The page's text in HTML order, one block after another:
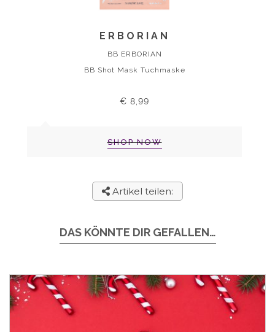
ERBORIAN
BB ERBORIAN
BB Shot Mask Tuchmaske
€ 8,99
SHOP NOW
Artikel teilen:
DAS KÖNNTE DIR GEFALLEN…